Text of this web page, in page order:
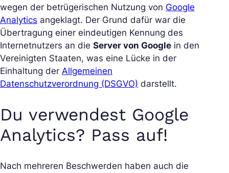
wegen der betrügerischen Nutzung von Google
Analytics angeklagt. Der Grund dafür war die
Übertragung einer eindeutigen Kennung des
Internetnutzers an die Server von Google in den
Vereinigten Staaten, was eine Lücke in der
Einhaltung der Allgemeinen
Datenschutzverordnung (DSGVO) darstellt.
Du verwendest Google
Analytics? Pass auf!
Nach mehreren Beschwerden haben auch die